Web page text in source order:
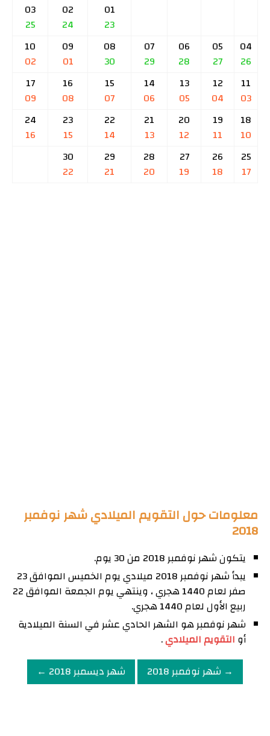
01
23
02
24
03
25
04
26
05
27
06
28
07
29
08
30
09
01
10
02
11
03
12
04
13
05
14
06
15
07
16
08
17
09
18
10
19
11
20
12
21
13
22
14
23
15
24
16
25
17
26
18
27
19
28
20
29
21
30
22
معلومات حول التقويم الميلادي شهر نوفمبر
2018
يتكون شهر نوفمبر 2018 من 30 يوم.
يبدأ شهر نوفمبر 2018 ميلادي يوم الخميس الموافق 23
صفر لعام 1440 هجري ، وينتهي يوم الجمعة الموافق 22
ربيع الأول لعام 1440 هجري.
شهر نوفمبر هو الشهر الحادي عشر في السنة الميلادية
أو التقويم الميلادي.
→ شهر نوفمبر 2018
شهر ديسمبر 2018 ←